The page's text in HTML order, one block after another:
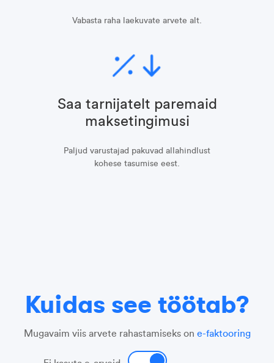
Vabasta raha laekuvate arvete alt.
Saa tarnijatelt paremaid
maksetingimusi
Paljud varustajad pakuvad allahindlust
kohese tasumise eest.
Kuidas see töötab?
Mugavaim viis arvete rahastamiseks on e-faktooring